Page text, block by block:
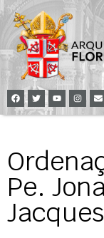
Pe.
Jacques